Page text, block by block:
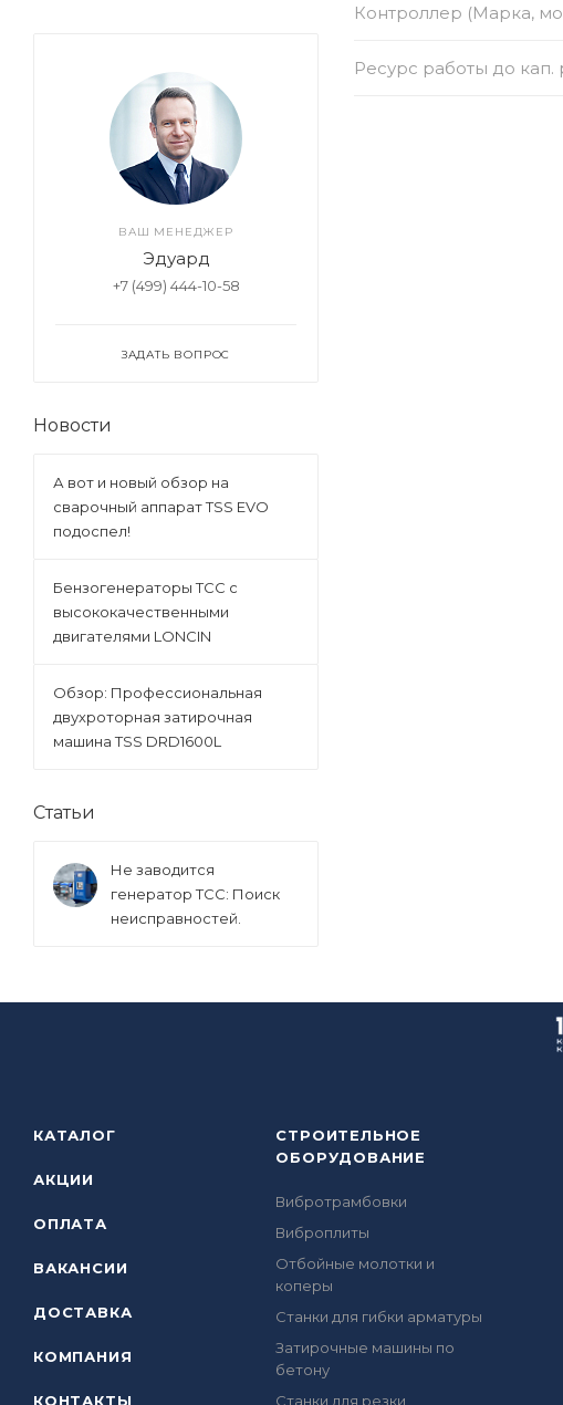
Контроллер (Марка,
Ресурс работы до кап.
ВАШ МЕНЕДЖЕР
Эдуард
+7 (499) 444-10-58
ЗАДАТЬ ВОПРОС
Новости
А вот и новый обзор на
сварочный аппарат TSS EVO
подоспел!
Бензогенераторы ТСС с
высококачественными
двигателями LONCIN
Обзор: Профессиональная
двухроторная затирочная
машина TSS DRD1600L
Статьи
Не заводится
генератор ТСС: Поиск
неисправностей.
КАТАЛОГ
АКЦИИ
ОПЛАТА
ВАКАНСИИ
ДОСТАВКА
КОМПАНИЯ
КОНТАКТЫ
СТРОИТЕЛЬНОЕ
ОБОРУДОВАНИЕ
Вибротрамбовки
Виброплиты
Отбойные молотки и
коперы
Станки для гибки арматуры
Затирочные машины по
бетону
Станки для резки